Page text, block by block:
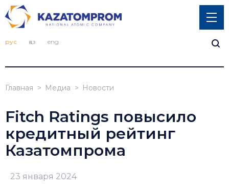
рус қаз eng
Главная Медиа Новости
Fitch Ratings повысило
кредитный рейтинг
Казатомпрома
23 января 2024